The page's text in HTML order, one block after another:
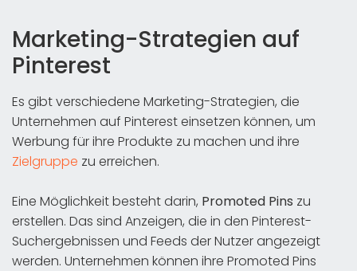
Marketing-Strategien auf
Pinterest
Es gibt verschiedene Marketing-Strategien, die
Unternehmen auf Pinterest einsetzen können, um
Werbung für ihre Produkte zu machen und ihre
Zielgruppe zu erreichen.
Eine Möglichkeit besteht darin, Promoted Pins zu
erstellen. Das sind Anzeigen, die in den Pinterest-
Suchergebnissen und Feeds der Nutzer angezeigt
werden. Unternehmen können ihre Promoted Pins